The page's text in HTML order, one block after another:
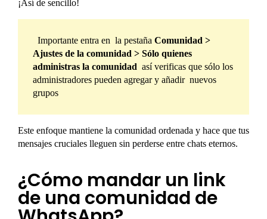
¡Así de sencillo!
Importante entra en la pestaña Comunidad >
Ajustes de la comunidad > Sólo quienes
administras la comunidad así verificas que sólo los
administradores pueden agregar y añadir nuevos
grupos
Este enfoque mantiene la comunidad ordenada y hace que tus
mensajes cruciales lleguen sin perderse entre chats eternos.
¿Cómo mandar un link
de una comunidad de